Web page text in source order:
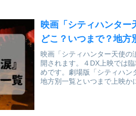
映画「シティハンター
どこ？いつまで？地方
映画「シティハンター天使の
開されます。４DX上映では
めです。劇場版「シティハン
地方別一覧といつまで上映か